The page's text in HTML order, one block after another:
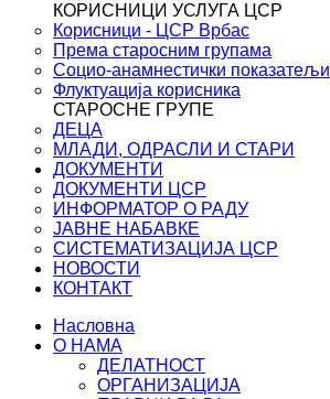
КОРИСНИЦИ УСЛУГА ЦСР
Корисници - ЦСР Врбас
Према старосним групама
Социо-анамнестички показатељи
Флуктуација корисника
СТАРОСНЕ ГРУПЕ
ДЕЦА
МЛАДИ, ОДРАСЛИ И СТАРИ
ДОКУМЕНТИ
ДОКУМЕНТИ ЦСР
ИНФОРМАТОР О РАДУ
ЈАВНЕ НАБАВКЕ
СИСТЕМАТИЗАЦИЈА ЦСР
НОВОСТИ
КОНТАКТ
Насловна
О НАМА
ДЕЛАТНОСТ
ОРГАНИЗАЦИЈА